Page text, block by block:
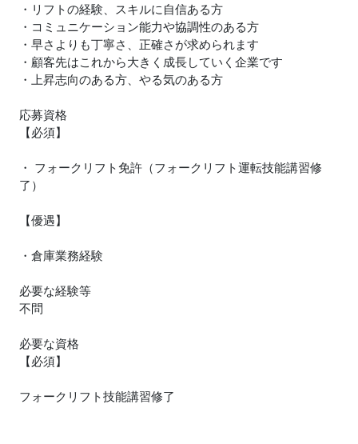
・リフトの経験、スキルに自信ある方
・コミュニケーション能力や協調性のある方
・早さよりも丁寧さ、正確さが求められます
・顧客先はこれから大きく成長していく企業です
・上昇志向のある方、やる気のある方
応募資格
【必須】
・ フォークリフト免許（フォークリフト運転技能講習修
了）
【優遇】
・倉庫業務経験
必要な経験等
不問
必要な資格
【必須】
フォークリフト技能講習修了